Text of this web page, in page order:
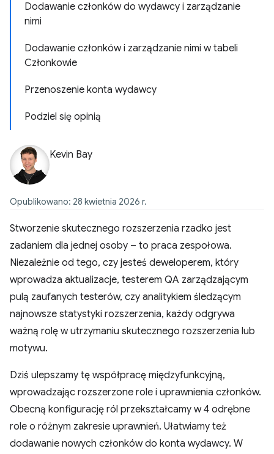
Dodawanie członków do wydawcy i zarządzanie
nimi
Dodawanie członków i zarządzanie nimi w tabeli
Członkowie
Przenoszenie konta wydawcy
Podziel się opinią
Kevin Bay
Opublikowano: 28 kwietnia 2026 r.
Stworzenie skutecznego rozszerzenia rzadko jest
zadaniem dla jednej osoby – to praca zespołowa.
Niezależnie od tego, czy jesteś deweloperem, który
wprowadza aktualizacje, testerem QA zarządzającym
pulą zaufanych testerów, czy analitykiem śledzącym
najnowsze statystyki rozszerzenia, każdy odgrywa
ważną rolę w utrzymaniu skutecznego rozszerzenia lub
motywu.
Dziś ulepszamy tę współpracę międzyfunkcyjną,
wprowadzając rozszerzone role i uprawnienia członków.
Obecną konfigurację ról przekształcamy w 4 odrębne
role o różnym zakresie uprawnień. Ułatwiamy też
dodawanie nowych członków do konta wydawcy. W